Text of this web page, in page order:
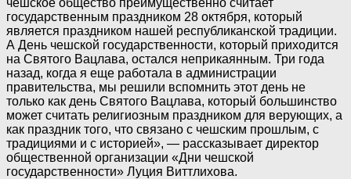
государственным праздником 28 октября, который
является праздником нашей республиканской традиции.
А День чешской государственности, который приходится
на Святого Вацлава, остался неприкаянным. Три года
назад, когда я еще работала в администрации
правительства, мы решили вспомнить этот день не
только как день Святого Вацлава, который большинство
может считать религиозным праздником для верующих, а
как праздник того, что связано с чешским прошлым, с
традициями и с историей», — рассказывает директор
общественной организации «Дни чешской
государственности» Луция Виттлихова.